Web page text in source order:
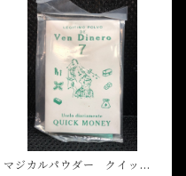
マジカルパウダー クイック